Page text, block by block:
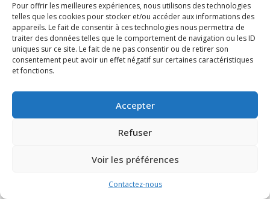
Pour offrir les meilleures expériences, nous utilisons des technologies
telles que les cookies pour stocker et/ou accéder aux informations des
appareils. Le fait de consentir à ces technologies nous permettra de
traiter des données telles que le comportement de navigation ou les ID
uniques sur ce site. Le fait de ne pas consentir ou de retirer son
consentement peut avoir un effet négatif sur certaines caractéristiques
et fonctions.
Accepter
Refuser
Voir les préférences
Contactez-nous
FAQ Mentions légales